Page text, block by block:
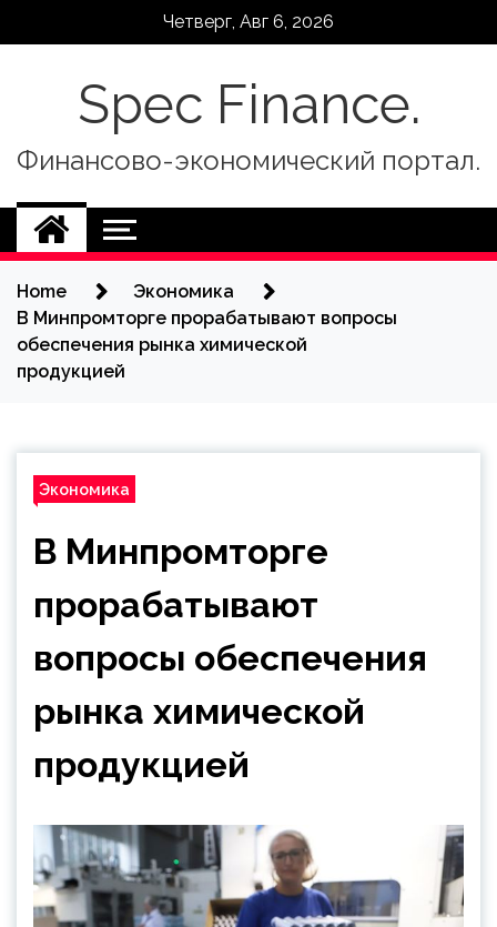
Четверг, Авг 6, 2026
Spec Finance.
Финансово-экономический портал.
Home
Экономика
В Минпромторге прорабатывают вопросы
обеспечения рынка химической
продукцией
Экономика
В Минпромторге
прорабатывают
вопросы обеспечения
рынка химической
продукцией